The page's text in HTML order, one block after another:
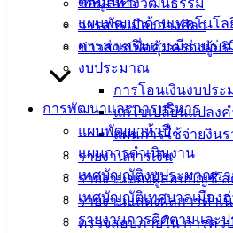
แผนพัฒนาด้านเทคโนโล
การส่งเสริมการมีส่วนร่
งบประมาณ
การโอนเงินงบปร
แก้ไขเปลี่ยนแปลง
แผนการใช้จ่ายงินร
รายงานการเงิน
รายงานของผู้สอบบัญชี ส
รายงานแสดงผลการดำ
ตรวจสอบภายใน การคว
ข้อมูลทางวัฒนธรรม
วารสารเมืองอ่างศิลา
ข่าวสารเพื่อคุ้มครองผู้บ
การพัฒนาและการบริหาร
แผนพัฒนาห้าปี
แผนการดำเนินงาน
เทศบัญญัติงบประมาณรา
เทศบัญญัติเทศบาลเมือง
รายงานการติดตามและป
ข้อมูล
ข่าวสาร
อิเล็กทรอนิกส์
ความรู้
(Knowledge
Management)